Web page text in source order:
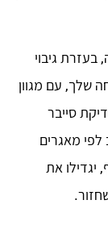
בעזרת גיבוי
שלך, עם מגוון
סייבר
לפי מאגרים
יגדילו את